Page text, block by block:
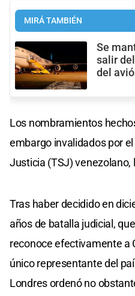
MIRÁ TAMBIÉN
Se
salir
del
Los nombramientos
embargo invalidados por
Justicia (TSJ) venezolano,
Tras haber decidido en
años de batalla judicial,
reconoce efectivamente a
único representante del
Londres ordenó no